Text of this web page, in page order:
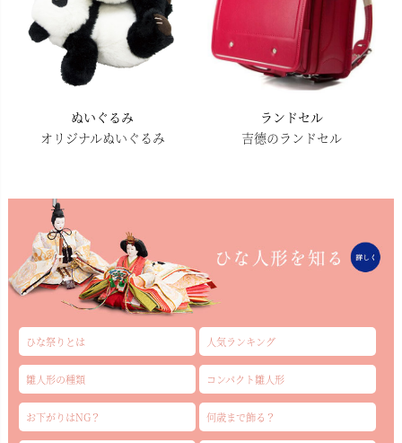
ぬいぐるみ
オリジナルぬいぐるみ
ランドセル
吉德のランドセル
ひな祭りとは 人気ランキング
雛人形の種類 コンパクト雛人形
お下がりはNG？ 何歳まで飾る？